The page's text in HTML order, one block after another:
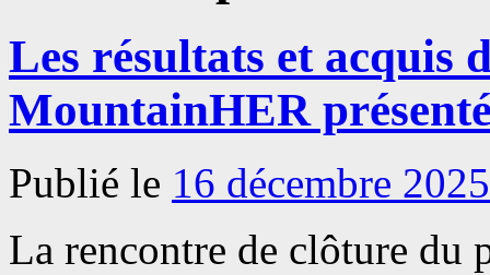
Les résultats et acquis
MountainHER
Publié le 16 décembre 2025
La rencontre de clôture du